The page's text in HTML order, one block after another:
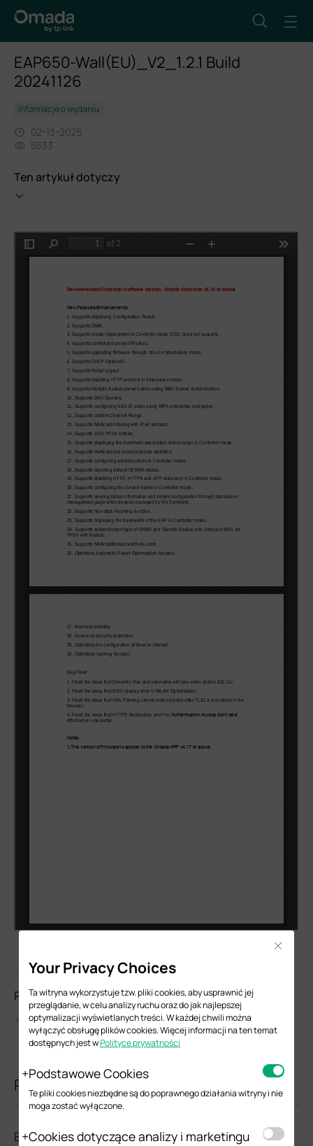
EAP650-Wall(EU)_V2_1.2.1 Build
20241126
Informacje o wydaniu
02-13-2025
5533
Ten artykuł dotyczy
Prosimy o ocenę tego dokumentu
Powiązane dokumenty
EAP650(EU)_V2_1.2.1 Build 20241126
Your Privacy Choices
Ta witryna wykorzystuje tzw. pliki cookies, aby usprawnić jej
przeglądanie, w celu analizy ruchu oraz do jak najlepszej
optymalizacji wyświetlanych treści. W każdej chwili można
wyłączyć obsługę plików cookies. Więcej informacji na ten temat
dostępnych jest wPolityce prywatności
Podstawowe Cookies
Te pliki cookies niezbędne są do poprawnego działania witryny i nie
moga zostać wyłączone.
Cookies dotyczące analizy i marketingu
Close